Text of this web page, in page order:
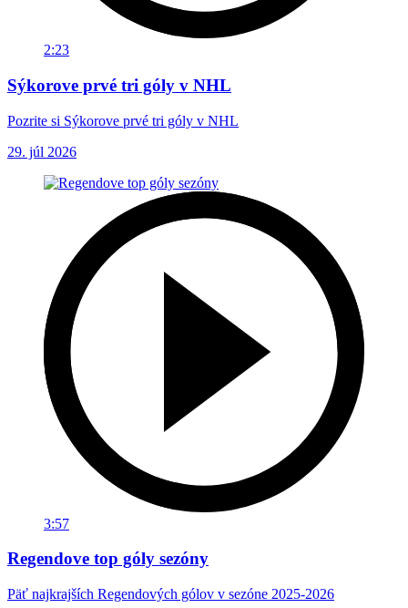
2:23
Sýkorove prvé tri góly v NHL
Pozrite si Sýkorove prvé tri góly v NHL
29. júl 2026
3:57
Regendove top góly sezóny
Päť najkrajších Regendových gólov v sezóne 2025-2026